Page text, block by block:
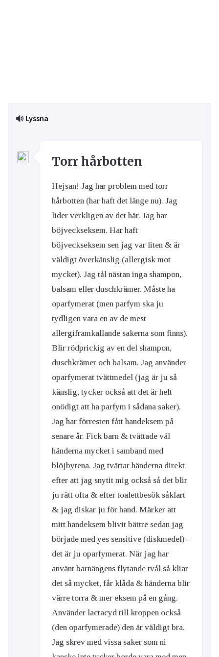
Lyssna
Torr hårbotten
Hejsan! Jag har problem med torr
hårbotten (har haft det länge nu). Jag
lider verkligen av det här. Jag har
böjveckseksem. Har haft
böjveckseksem sen jag var liten & är
väldigt överkänslig (allergisk mot
mycket). Jag tål nästan inga shampon,
balsam eller duschkrämer. Måste ha
oparfymerat (men parfym ska ju
tydligen vara en av de mest
allergiframkallande sakerna som finns).
Blir rödprickig av en del shampon,
duschkrämer och balsam. Jag använder
oparfymerat tvättmedel (jag är ju så
känslig, tycker också att det är helt
onödigt att ha parfym i sådana saker).
Jag har förresten fått handeksem på
senare år. Fick barn & tvättade väl
händerna mycket i samband med
blöjbytena. Jag tvättar händerna direkt
efter att jag snytit mig också så det blir
ju rätt ofta & efter toalettbesök såklart
& jag diskar ju för hand. Märker att
mitt handeksem blivit bättre sedan jag
började med yes sensitive (diskmedel) –
det är ju oparfymerat. När jag har
använt barnängens flytande tvål så kliar
det så mycket, får klåda & händerna blir
värre torra & mer eksem på en gång.
Använder lactacyd till kroppen också
(den oparfymerade) den är väldigt bra.
Jag skrev med vissa saker som ni